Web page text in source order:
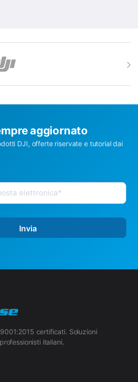
aggiornato
DJI, offerte riservate e tutorial dai
Invia
certificati. Soluzioni
italiani.